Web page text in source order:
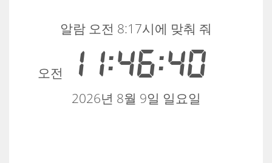
오전 11:46:40
알람 오전 8:17시에 맞춰 줘
2026년 8월 9일 일요일